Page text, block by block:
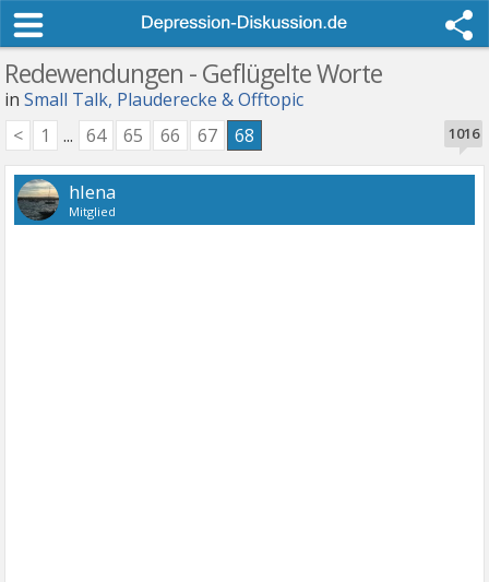
Redewendungen - Geflügelte Worte
inSmall Talk, Plauderecke & Offtopic
1016
< 1 ... 64 65 66 67 68
hlena
Mitglied